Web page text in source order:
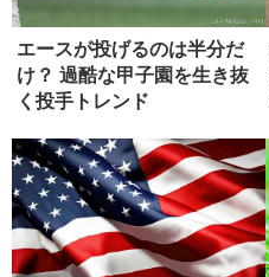
エースが投げるのは半分だ
け？ 過酷な甲子園を生き抜
く投手トレンド